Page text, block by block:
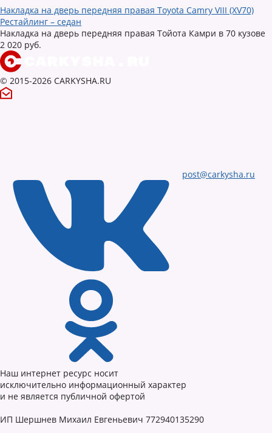
Накладка на дверь передняя правая Toyota Camry VIII (XV70)
Рестайлинг – седан
Накладка на дверь передняя правая Тойота Камри в 70 кузове
2 020 руб.
© 2015-2026 CARKYSHA.RU
post@carkysha.ru
Наш интернет ресурс носит
исключительно информационный характер
и не является публичной офертой
ИП Шершнев Михаил Евгеньевич 772940135290